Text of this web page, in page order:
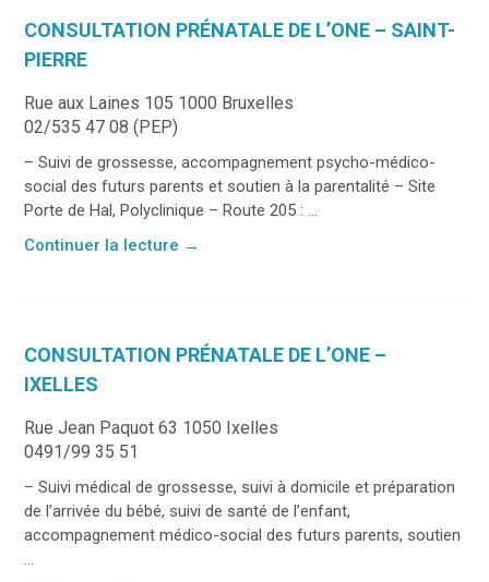
CONSULTATION PRÉNATALE DE L’ONE – SAINT-
PIERRE
Rue aux Laines 105 1000 Bruxelles
02/535 47 08 (PEP)
– Suivi de grossesse, accompagnement psycho-médico-
social des futurs parents et soutien à la parentalité – Site
Porte de Hal, Polyclinique – Route 205 : ...
Continuer la lecture →
CONSULTATION PRÉNATALE DE L’ONE –
IXELLES
Rue Jean Paquot 63 1050 Ixelles
0491/99 35 51
– Suivi médical de grossesse, suivi à domicile et préparation
de l’arrivée du bébé, suivi de santé de l’enfant,
accompagnement médico-social des futurs parents, soutien
...